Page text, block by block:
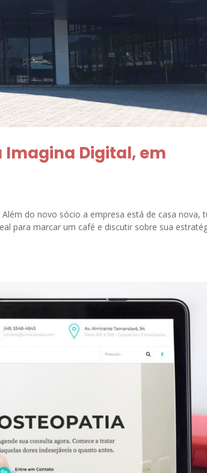
Imagina Digital, em
do novo sócio a empresa está de casa nova,
para marcar um café e discutir sobre sua